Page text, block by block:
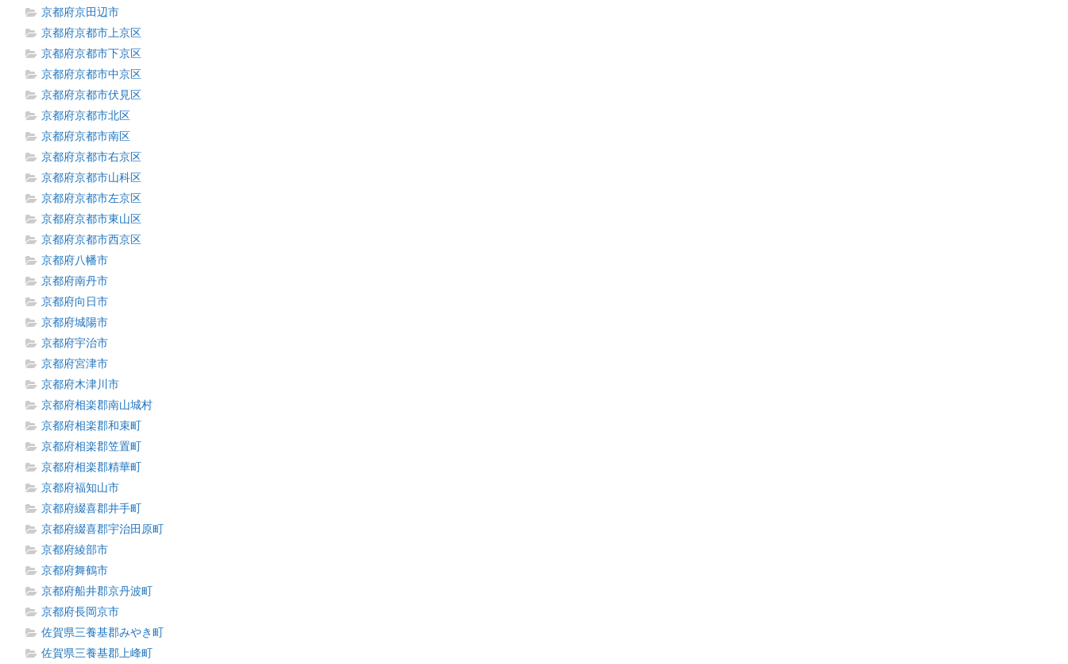
京都府京田辺市
京都府京都市上京区
京都府京都市下京区
京都府京都市中京区
京都府京都市伏見区
京都府京都市北区
京都府京都市南区
京都府京都市右京区
京都府京都市山科区
京都府京都市左京区
京都府京都市東山区
京都府京都市西京区
京都府八幡市
京都府南丹市
京都府向日市
京都府城陽市
京都府宇治市
京都府宮津市
京都府木津川市
京都府相楽郡南山城村
京都府相楽郡和束町
京都府相楽郡笠置町
京都府相楽郡精華町
京都府福知山市
京都府綴喜郡井手町
京都府綴喜郡宇治田原町
京都府綾部市
京都府舞鶴市
京都府船井郡京丹波町
京都府長岡京市
佐賀県三養基郡みやき町
佐賀県三養基郡上峰町